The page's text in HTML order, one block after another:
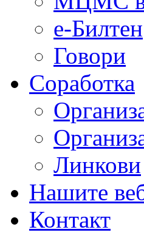
е-Билтен
Говори
Соработка
Линкови
Нашите
Контакт